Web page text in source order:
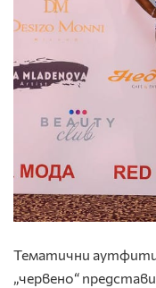
Тематични
„червено“